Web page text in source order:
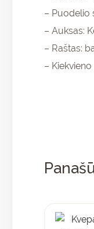
– Puodelio
– Auksas:
– Raštas:
–